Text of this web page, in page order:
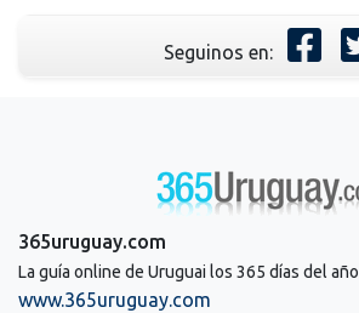
Seguinos en:
365uruguay.com
La guía online de Uruguai los 365 días del año
www.365uruguay.com